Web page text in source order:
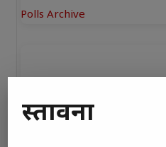
Polls Archive
प्रस्तावना